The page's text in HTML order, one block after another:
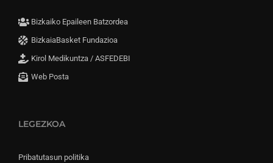
Bizkaiko Epaileen Batzordea
BizkaiaBasket Fundazioa
Kirol Medikuntza / ASFEDEBI
Web Posta
LEGEZKOA
Pribatutasun politika